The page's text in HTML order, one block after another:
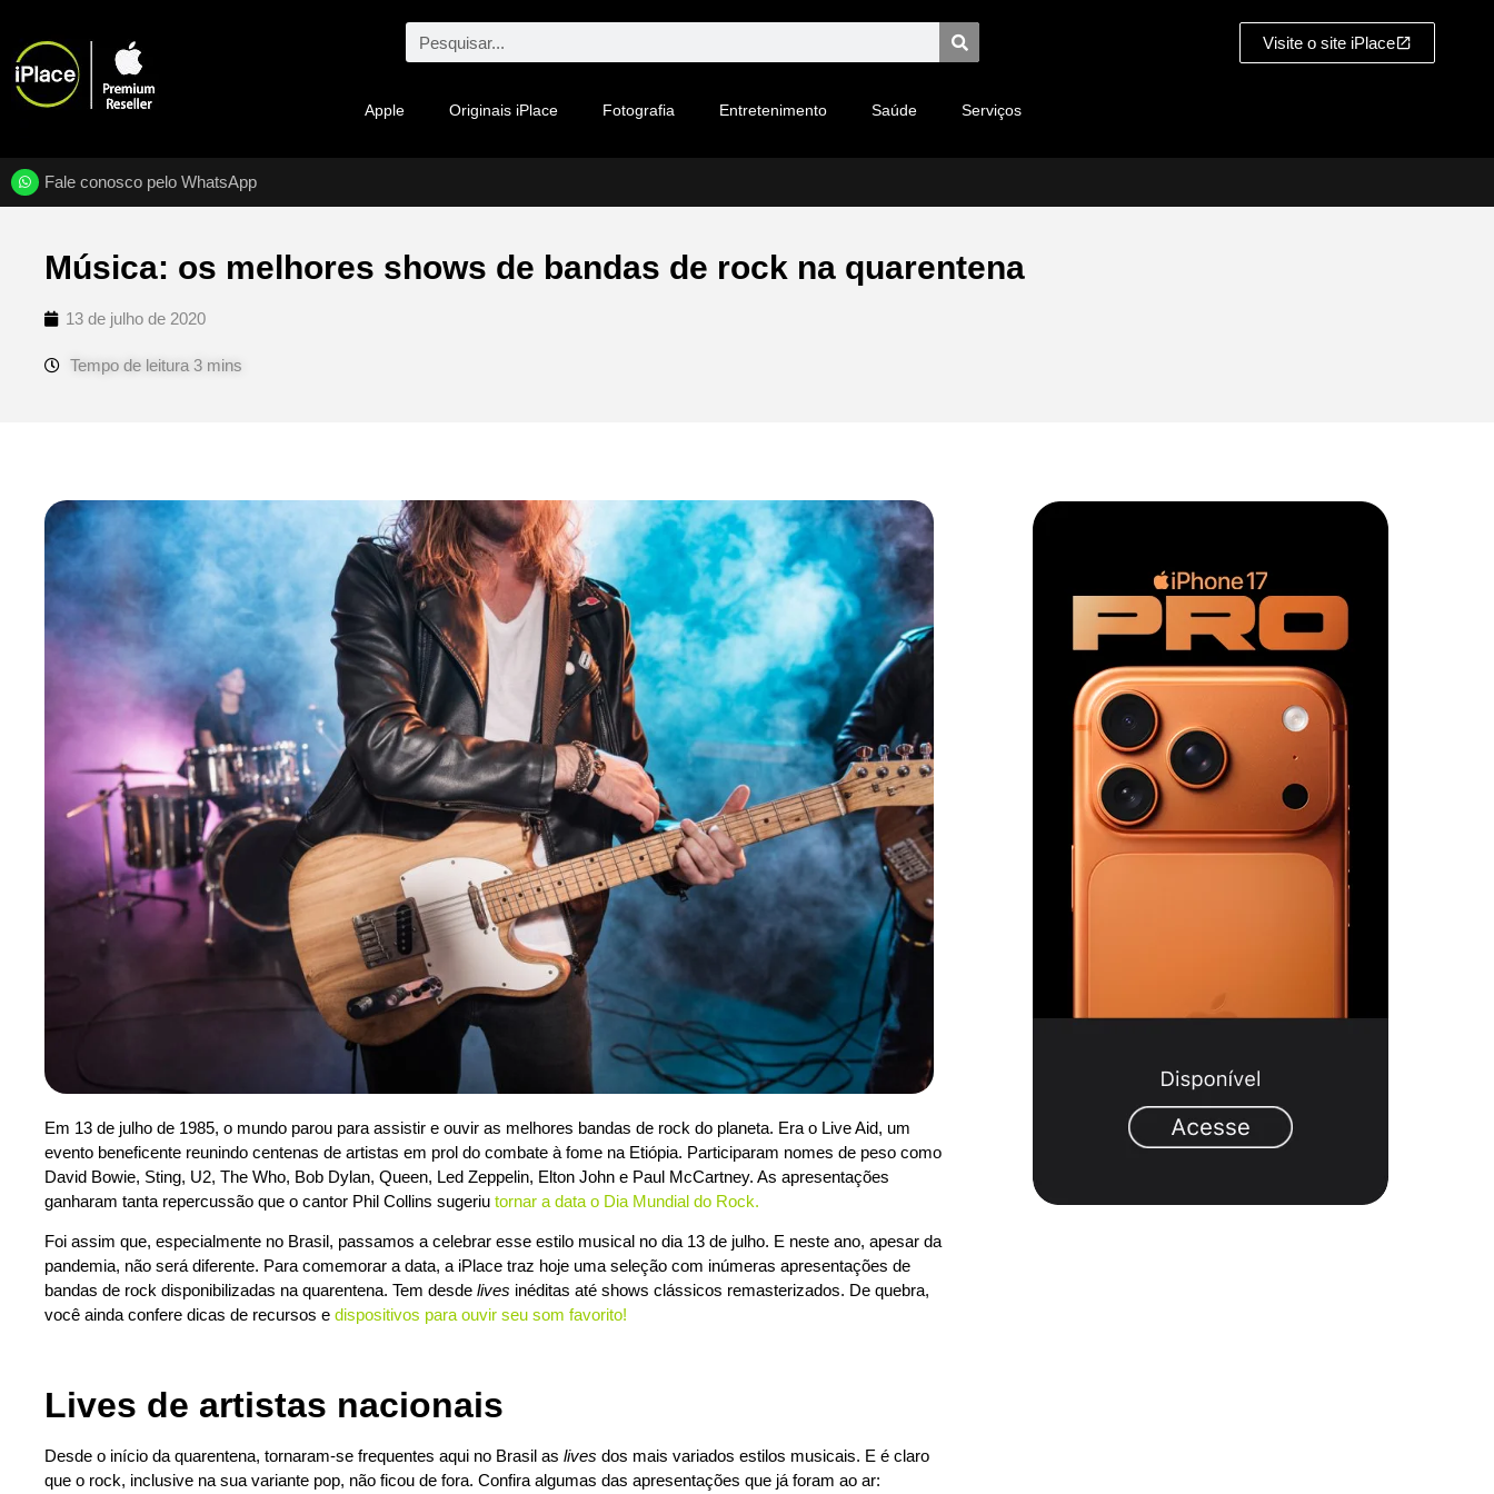
Apple Originais iPlace Fotografia Entretenimento Saúde Serviços
Visite o site iPlace
Fale conosco pelo WhatsApp
Música: os melhores shows de bandas de rock na quarentena
13 de julho de 2020
Em 13 de julho de 1985, o mundo parou para assistir e ouvir as melhores bandas de rock do planeta. Era o Live Aid, um
evento beneficente reunindo centenas de artistas em prol do combate à fome na Etiópia. Participaram nomes de peso como
David Bowie, Sting, U2, The Who, Bob Dylan, Queen, Led Zeppelin, Elton John e Paul McCartney. As apresentações
ganharam tanta repercussão que o cantor Phil Collins sugeriu tornar a data o Dia Mundial do Rock.
Foi assim que, especialmente no Brasil, passamos a celebrar esse estilo musical no dia 13 de julho. E neste ano, apesar da
pandemia, não será diferente. Para comemorar a data, a iPlace traz hoje uma seleção com inúmeras apresentações de
bandas de rock disponibilizadas na quarentena. Tem desde lives inéditas até shows clássicos remasterizados. De quebra,
você ainda confere dicas de recursos e dispositivos para ouvir seu som favorito!
Lives de artistas nacionais
Desde o início da quarentena, tornaram-se frequentes aqui no Brasil as lives dos mais variados estilos musicais. E é claro
que o rock, inclusive na sua variante pop, não ficou de fora. Confira algumas das apresentações que já foram ao ar: